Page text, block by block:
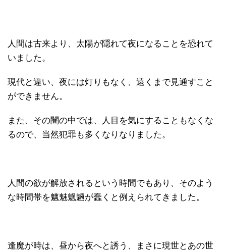
人間は古来より、太陽が隠れて夜になることを恐れて
いました。
現代と違い、夜には灯りもなく、遠くまで見通すこと
ができません。
また、その闇の中では、人目を気にすることもなくな
るので、当然犯罪も多くなりなりました。
人間の欲が解放されるという時間でもあり、そのよう
な時間帯を魑魅魍魎が蠢くと例えられてきました。
逢魔が時は、昼から夜へと誘う、まさに現世とあの世